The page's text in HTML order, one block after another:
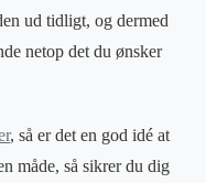
ud tidligt, og dermed
netop det du ønsker
, så er det en god idé at
måde, så sikrer du dig